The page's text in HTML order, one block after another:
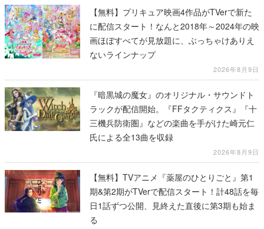
【無料】プリキュア映画4作品がTVerで新た
に配信スタート！なんと2018年～2024年の映
画ほぼすべてが見放題に、ぶっちゃけありえ
ないラインナップ
2026年8月9日
『暗黒城の魔女』のオリジナル・サウンドト
ラックが配信開始。『FFタクティクス』『十
三機兵防衛圏』などの楽曲を手がけた崎元仁
氏による全13曲を収録
2026年8月9日
【無料】TVアニメ『薬屋のひとりごと』第1
期&第2期がTVerで配信スタート！計48話を毎
日1話ずつ公開、見終えた直後に第3期も始ま
る